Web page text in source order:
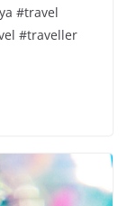
#travel
#traveller